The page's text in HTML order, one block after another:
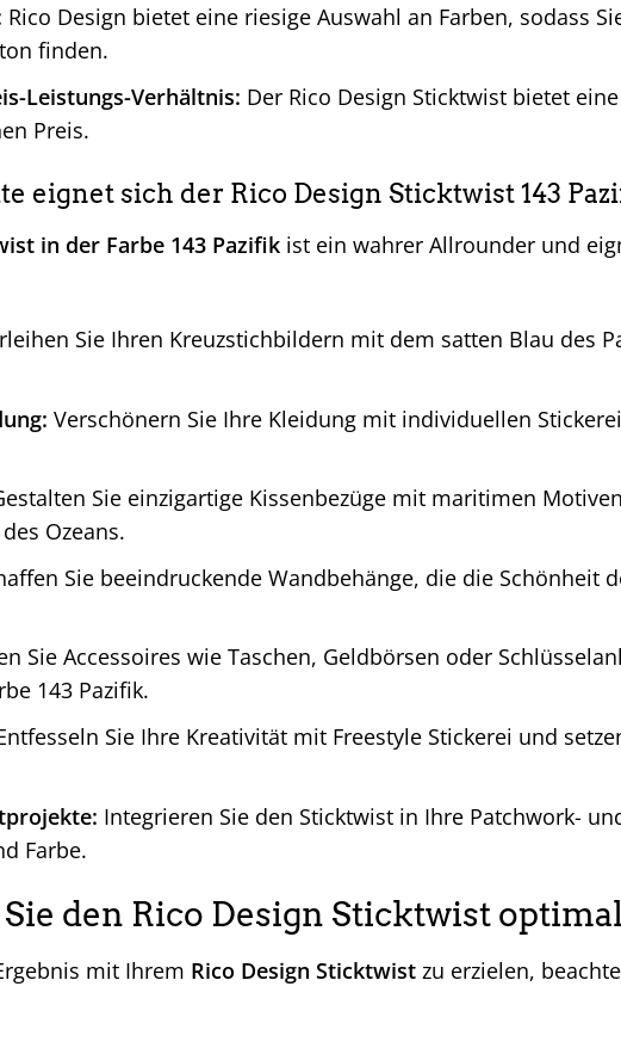
Rico Design bietet eine riesige Auswahl an Farben, sodass
finden.
Leistungs-Verhältnis: Der Rico Design Sticktwist bietet
Preis.
eignet sich der Rico Design Sticktwist 143
in der Farbe 143 Pazifik ist ein wahrer Allrounder und
Sie Ihren Kreuzstichbildern mit dem satten Blau des
Verschönern Sie Ihre Kleidung mit individuellen
Sie einzigartige Kissenbezüge mit maritimen
Ozeans.
Sie beeindruckende Wandbehänge, die die Schönheit
Sie Accessoires wie Taschen, Geldbörsen oder
143 Pazifik.
Sie Ihre Kreativität mit Freestyle Stickerei und
Integrieren Sie den Sticktwist in Ihre Patchwork-
Farbe.
den Rico Design Sticktwist optimal
mit Ihrem Rico Design Sticktwist zu erzielen,